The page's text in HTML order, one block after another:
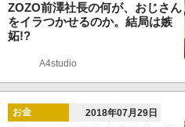
ZOZO前澤社長の何が、おじさん
をイラつかせるのか。結局は嫉
妬!?
A4studio
お金 2018年07月29日